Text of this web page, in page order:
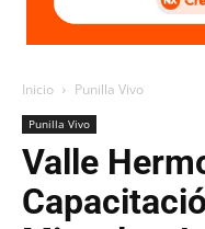
Inicio Punilla Vivo
Punilla Vivo
Valle